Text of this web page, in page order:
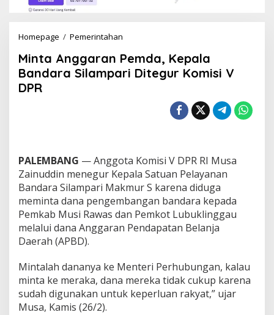
Homepage / Pemerintahan
n
t
a
a
P
e
m
d
a
,
p
a
l
a
Minta Anggaran Pemda, Kepala
Bandara Silampari Ditegur Komisi V
DPR
PALEMBANG — Anggota Komisi V DPR RI Musa
Zainuddin menegur Kepala Satuan Pelayanan
Bandara Silampari Makmur S karena diduga
meminta dana pengembangan bandara kepada
Pemkab Musi Rawas dan Pemkot Lubuklinggau
melalui dana Anggaran Pendapatan Belanja
Daerah (APBD).
Mintalah dananya ke Menteri Perhubungan, kalau
minta ke meraka, dana mereka tidak cukup karena
sudah digunakan untuk keperluan rakyat,” ujar
Musa, Kamis (26/2).